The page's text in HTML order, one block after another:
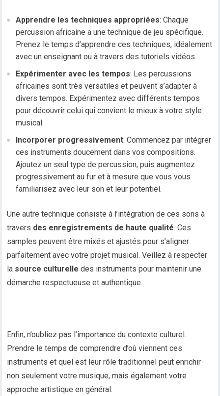
Apprendre les techniques appropriées: Chaque
percussion africaine a une technique de jeu spécifique.
Prenez le temps d’apprendre ces techniques, idéalement
avec un enseignant ou à travers des tutoriels vidéos.
Expérimenter avec les tempos: Les percussions
africaines sont très versatiles et peuvent s’adapter à
divers tempos. Expérimentez avec différents tempos
pour découvrir celui qui convient le mieux à votre style
musical.
Incorporer progressivement: Commencez par intégrer
ces instruments doucement dans vos compositions.
Ajoutez un seul type de percussion, puis augmentez
progressivement au fur et à mesure que vous vous
familiarisez avec leur son et leur potentiel.
Une autre technique consiste à l’intégration de ces sons à
travers des enregistrements de haute qualité. Ces
samples peuvent être mixés et ajustés pour s’aligner
parfaitement avec votre projet musical. Veillez à respecter
la source culturelle des instruments pour maintenir une
démarche respectueuse et authentique.
Enfin, n’oubliez pas l’importance du contexte culturel.
Prendre le temps de comprendre d’où viennent ces
instruments et quel est leur rôle traditionnel peut enrichir
non seulement votre musique, mais également votre
approche artistique en général.